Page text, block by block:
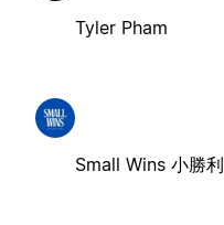
Tyler Pham
Small Wins 小勝利